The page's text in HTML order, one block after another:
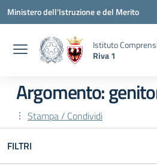
Vai ai contenuti
Vai al menu di navigazione
Vai al footer
Ministero dell'Istruzione e del Merito
Istituto
Riva 1
Argomento:
Stampa / Condividi
FILTRI